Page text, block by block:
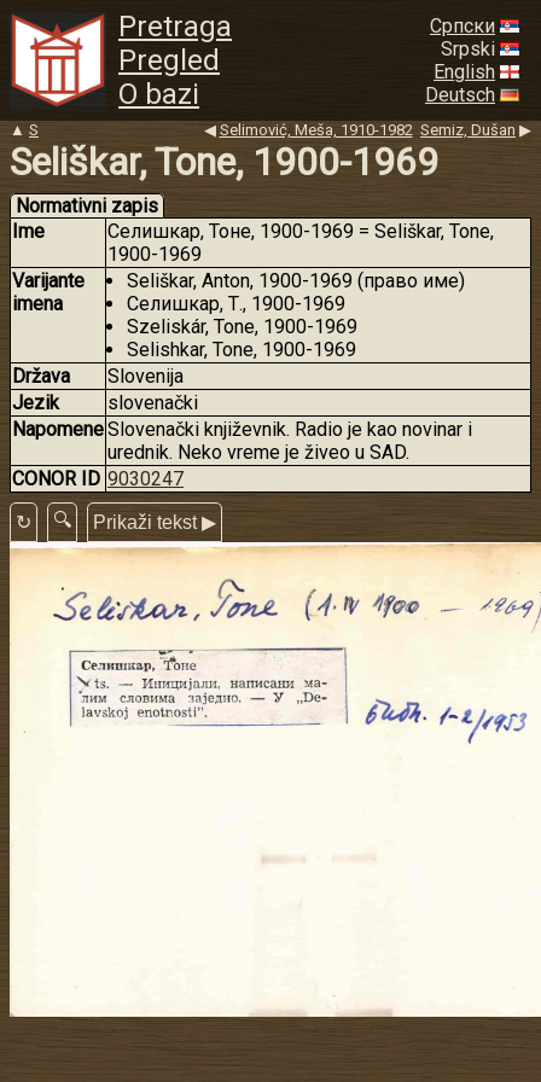
Pretraga
Pregled
O bazi
Српски
Srpski
English
Deutsch
▲ S ◀ Selimović, Meša, 1910-1982 Semiz, Dušan ▶
Seliškar, Tone, 1900-1969
Normativni zapis
Ime
Селишкар, Тоне, 1900-1969 = Seliškar, Tone,
1900-1969
Varijante
imena
Seliškar, Anton, 1900-1969 (право име)
Селишкар, Т., 1900-1969
Szeliskár, Tone, 1900-1969
Selishkar, Tone, 1900-1969
Država
Slovenija
Jezik
slovenački
NapomeneSlovenački književnik. Radio je kao novinar i
urednik. Neko vreme je živeo u SAD.
CONOR ID 9030247